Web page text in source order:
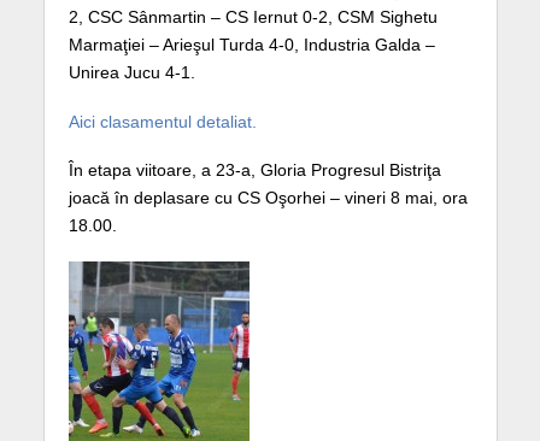
2, CSC Sânmartin – CS Iernut 0-2, CSM Sighetu
Marmaţiei – Arieşul Turda 4-0, Industria Galda –
Unirea Jucu 4-1.
Aici clasamentul detaliat.
În etapa viitoare, a 23-a, Gloria Progresul Bistriţa
joacă în deplasare cu CS Oşorhei – vineri 8 mai, ora
18.00.